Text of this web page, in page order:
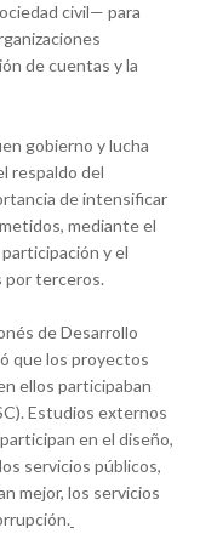
civil— para
de cuentas y la
gobierno y lucha
respaldo del
de intensificar
mediante el
y el
por terceros.
de Desarrollo
que los proyectos
ellos participaban
Estudios externos
en el diseño,
servicios públicos,
mejor, los servicios